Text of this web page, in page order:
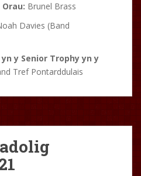
Brunel Brass
Davies (Band
y Senior Trophy yn y
Tref Pontarddulais